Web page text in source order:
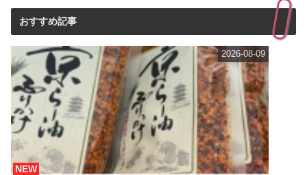
おすすめ記事
NEW
2026-08-09